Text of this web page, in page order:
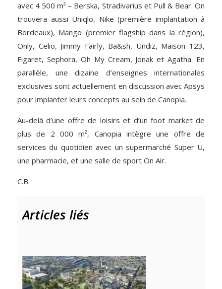
avec 4 500 m² – Berska, Stradivarius et Pull & Bear. On
trouvera aussi Uniqlo, Nike (première implantation à
Bordeaux), Mango (premier flagship dans la région),
Only, Celio, Jimmy Fairly, Ba&sh, Undiz, Maison 123,
Figaret, Sephora, Oh My Cream, Jonak et Agatha. En
parallèle, une dizaine d’enseignes internationales
exclusives sont actuellement en discussion avec Apsys
pour implanter leurs concepts au sein de Canopia.
Au-delà d’une offre de loisirs et d’un foot market de
plus de 2 000 m², Canopia intègre une offre de
services du quotidien avec un supermarché Super U,
une pharmacie, et une salle de sport On Air.
C.B.
Articles liés